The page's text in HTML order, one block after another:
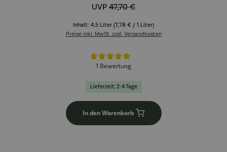
UVP 47,70 €
Inhalt: 4.5 Liter (7,78 € / 1 Liter)
Preise inkl. MwSt. zzgl. Versandkosten
Durchschnittliche Bewertung von 5 von 5 Sternen
1 Bewertung
Lieferzeit: 2-4 Tage
In den Warenkorb